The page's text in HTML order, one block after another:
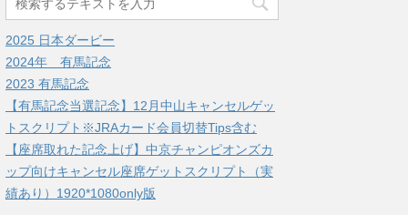
2025 日本ダービー
2024年 有馬記念
2023 有馬記念
【有馬記念当選記念】12月中山キャンセルゲッ
トスクリプト※JRAカード会員切替Tips含む
【座席取れた記念上げ】中京チャンピオンズカ
ップ向けキャンセル座席ゲットスクリプト（実
績あり）1920*1080only版